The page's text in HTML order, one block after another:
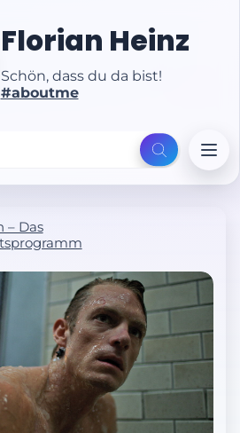
Florian Heinz
Schön, dass du da bist!
#aboutme
– Das